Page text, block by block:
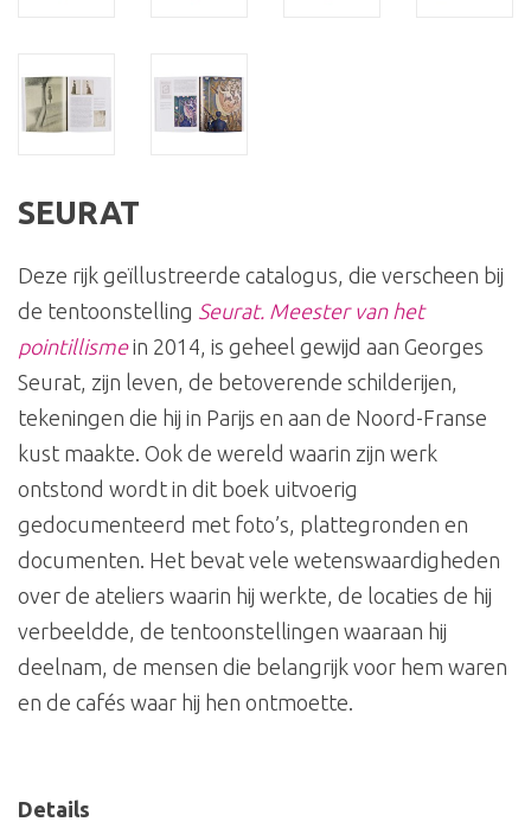
SEURAT
Deze rijk geïllustreerde catalogus, die verscheen bij
de tentoonstelling Seurat. Meester van het
pointillismein 2014, is geheel gewijd aan Georges
Seurat, zijn leven, de betoverende schilderijen,
tekeningen die hij in Parijs en aan de Noord-Franse
kust maakte. Ook de wereld waarin zijn werk
ontstond wordt in dit boek uitvoerig
gedocumenteerd met foto’s, plattegronden en
documenten. Het bevat vele wetenswaardigheden
over de ateliers waarin hij werkte, de locaties de hij
verbeeldde, de tentoonstellingen waaraan hij
deelnam, de mensen die belangrijk voor hem waren
en de cafés waar hij hen ontmoette.
Details